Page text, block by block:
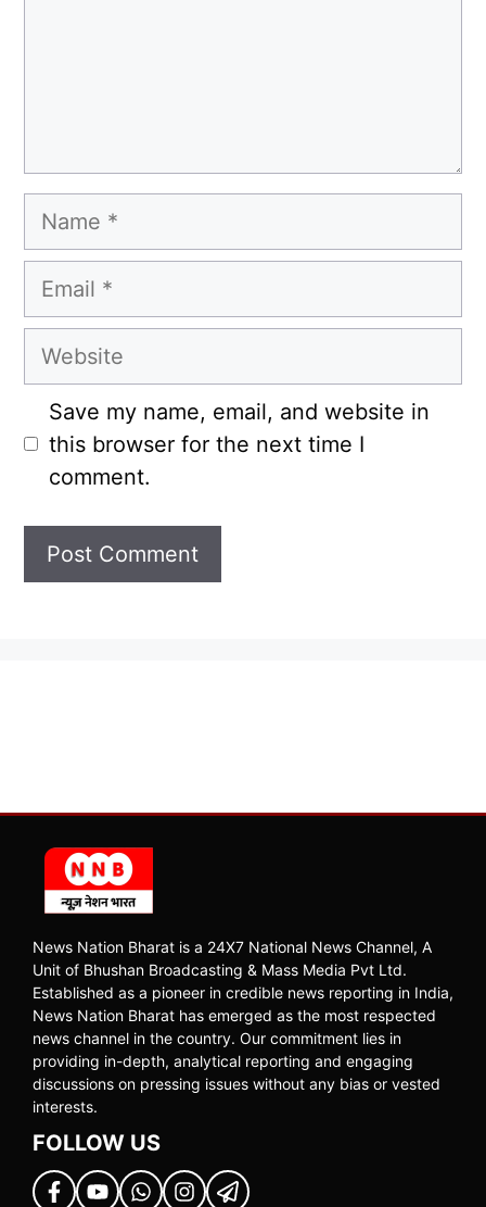
Name
Email
Website
Save my name, email, and website in
this browser for the next time I
comment.
News Nation Bharat is a 24X7 National News Channel, A
Unit of Bhushan Broadcasting & Mass Media Pvt Ltd.
Established as a pioneer in credible news reporting in India,
News Nation Bharat has emerged as the most respected
news channel in the country. Our commitment lies in
providing in-depth, analytical reporting and engaging
discussions on pressing issues without any bias or vested
interests.
FOLLOW US